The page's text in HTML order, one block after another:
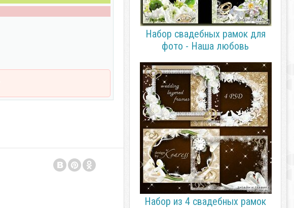
Набор свадебных рамок для
фото - Наша любовь
Набор из 4 свадебных рамок